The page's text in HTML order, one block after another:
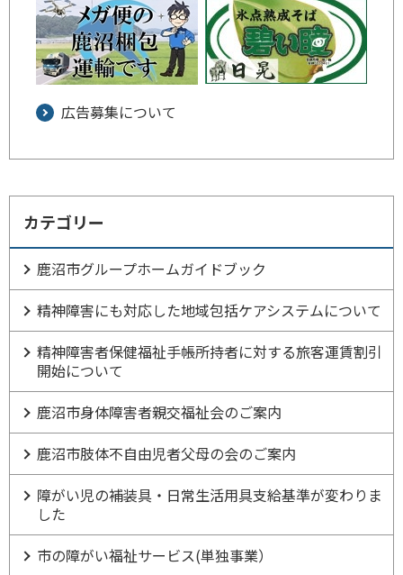
広告募集について
カテゴリー
鹿沼市グループホームガイドブック
精神障害にも対応した地域包括ケアシステムについて
精神障害者保健福祉手帳所持者に対する旅客運賃割引
開始について
鹿沼市身体障害者親交福祉会のご案内
鹿沼市肢体不自由児者父母の会のご案内
障がい児の補装具・日常生活用具支給基準が変わりま
した
市の障がい福祉サービス(単独事業）